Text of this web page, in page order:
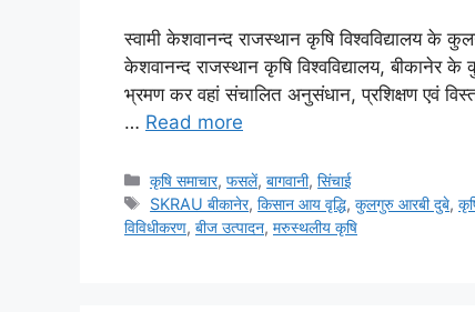
स्वामी केशवानन्द राजस्थान कृषि विश्वविद्यालय के
केशवानन्द राजस्थान कृषि विश्वविद्यालय, बीकानेर
भ्रमण कर वहां संचालित अनुसंधान, प्रशिक्षण एवं
… Read more
कृषि समाचार,फसलें,बागवानी,सिंचाई
SKRAU बीकानेर,किसान आय वृद्धि,कुलगुरु आरबी दुबे,
विविधीकरण, बीज उत्पादन, मरुस्थलीय कृषि